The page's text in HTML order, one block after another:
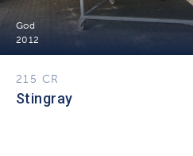
God
2012
215 CR
Stingray